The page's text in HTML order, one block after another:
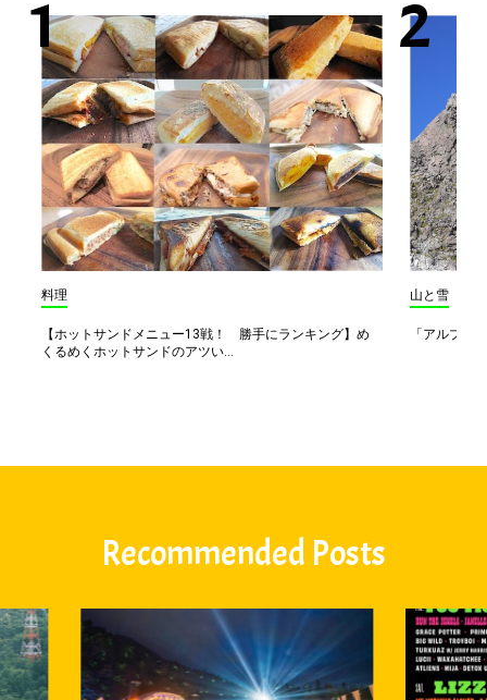
料理
【ホットサンドメニュー13戦！ 勝手にランキング】め
くるめくホットサンドのアツい...
山と雪
「アルプス
Recommended Posts